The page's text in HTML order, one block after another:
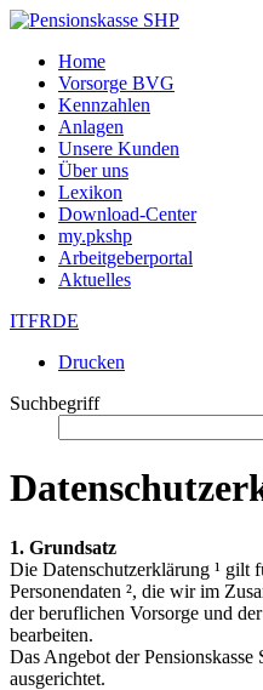
Home
Vorsorge BVG
Kennzahlen
Anlagen
Unsere Kunden
Über uns
Lexikon
Download-Center
my.pkshp
Arbeitgeberportal
Aktuelles
ITFRDE
Drucken
Suchbegriff
1. Grundsatz
Die Datenschutzerklärung ¹ gilt
Personendaten ², die wir im
der beruflichen Vorsorge und
bearbeiten.
Das Angebot der
ausgerichtet.